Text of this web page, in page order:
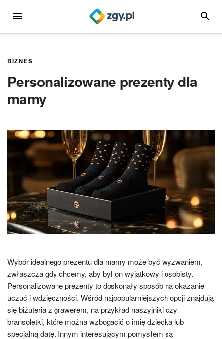
MENU
BIZNES
Personalizowane prezenty dla
mamy
Wybór idealnego prezentu dla mamy może być wyzwaniem,
zwłaszcza gdy chcemy, aby był on wyjątkowy i osobisty.
Personalizowane prezenty to doskonały sposób na okazanie
uczuć i wdzięczności. Wśród najpopularniejszych opcji znajdują
się biżuteria z grawerem, na przykład naszyjniki czy
bransoletki, które można wzbogacić o imię dziecka lub
specjalną datę. Innym interesującym pomysłem są